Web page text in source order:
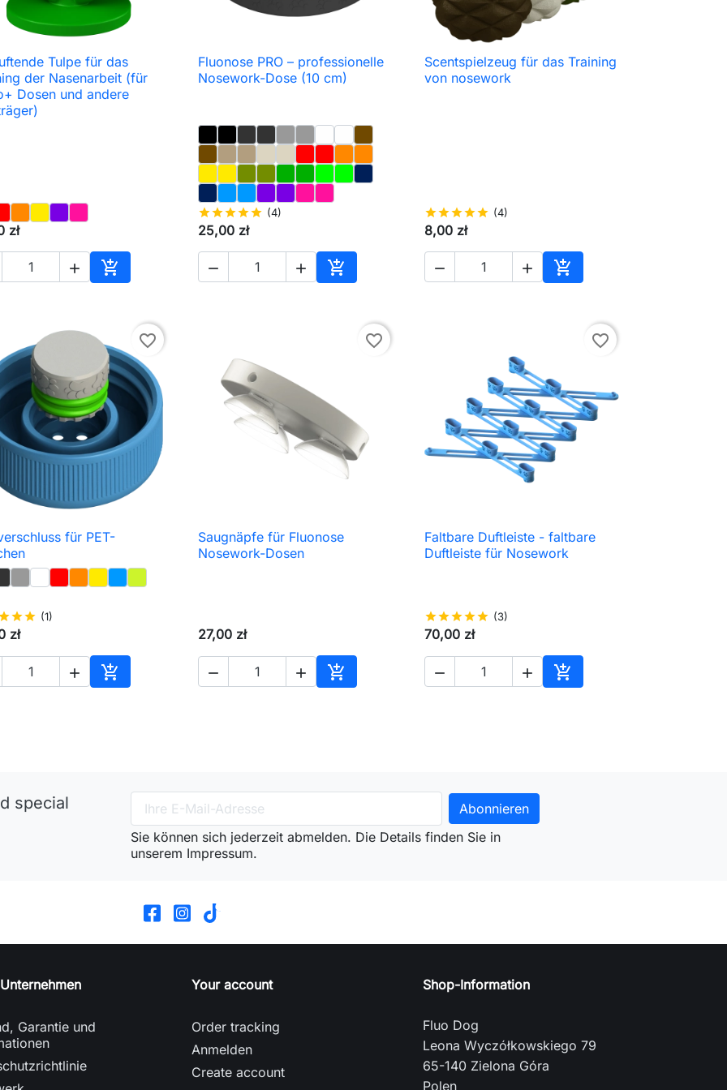
 Schnellansicht
Tulpe für das
der Nasenarbeit (für
Dosen und andere
zł
 
In den Warenkorb
 Schnellansicht
Fluonose PRO – professionelle
Nosework-Dose (10 cm)
starstarstarstarstar (4)
25,00 zł
  
In den Warenkorb
 Schnellansicht
Scentspielzeug für das Training
von nosework
starstarstarstarstar (4)
8,00 zł
  
In den Warenkorb
favorite_border
 Schnellansicht
für PET-
starstar (1)
zł
 
In den Warenkorb
favorite_border
 Schnellansicht
Saugnäpfe für Fluonose
Nosework-Dosen
27,00 zł
  
In den Warenkorb
favorite_border
 Schnellansicht
Faltbare Duftleiste - faltbare
Duftleiste für Nosework
starstarstarstarstar (3)
70,00 zł
  
In den Warenkorb
special
Sie können sich jederzeit abmelden. Die Details finden Sie in
unserem Impressum.
Garantie und
Your account
Order tracking
Anmelden
Create account
Shop-Information
Fluo Dog
Leona Wyczółkowskiego 79
65-140 Zielona Góra
Polen